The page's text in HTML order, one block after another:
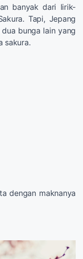
banyak dari lirik-
Tapi, Jepang
bunga lain yang
sakura.
dengan maknanya